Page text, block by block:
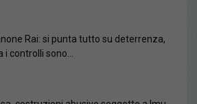
Rai: si punta tutto su deterrenza,
i controlli sono...